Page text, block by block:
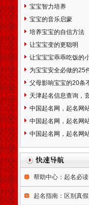
宜昌市宜都市当阳市
樊市枣阳市宜城市鄂
市钟祥市孝感市应城
汉川市黄冈市麻城市
咸宁市赤壁市随州市
桃市天门市潜江市恩
丹江口市老河口市神
湖南省长沙市浏阳市
陵市湘潭市湘乡市韶
市耒阳市常宁市邵阳
岳阳市临湘市汨罗市
市市益阳市沅江市郴
市永州市怀化市洪江
涟源市吉首市冷水江
市广东省广州市从化
深圳市珠海市汕头市
昌市南雄市佛山市江
市开平市鹤山市恩平
廉江市雷州市吴川市
州市化州市信宜市肇
宝宝智力培养
宝宝的音乐启蒙
培养宝宝的自信方法
让宝宝变的更聪明
让宝宝宝乖乖吃饭的
为宝宝安全必做的25
父母影响宝宝的20条
天津起名信息查询，
中国起名网，起名网
中国起名网，起名网
中国起名网，起名网
帮助中心：起名必读
起名指南：区别真